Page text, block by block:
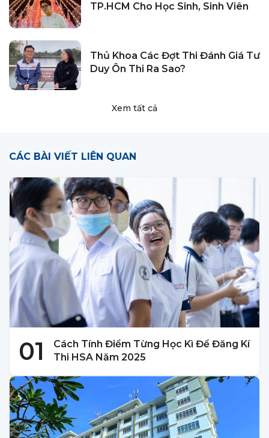
TP.HCM Cho Học Sinh, Sinh Viên
Thủ Khoa Các Đợt Thi Đánh Giá Tư
Duy Ôn Thi Ra Sao?
Xem tất cả
CÁC BÀI VIẾT LIÊN QUAN
01
Cách Tính Điểm Từng Học Kì Để Đăng Kí
Thi HSA Năm 2025